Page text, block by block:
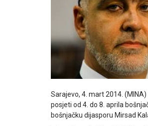
Sarajevo, 4. mart 2014.
posjeti od 4. do 8. aprila
bošnjačku dijasporu Mirsad